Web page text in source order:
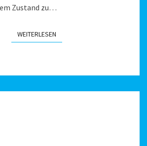
Zustand zu…
WEITERLESENWEITERLESEN